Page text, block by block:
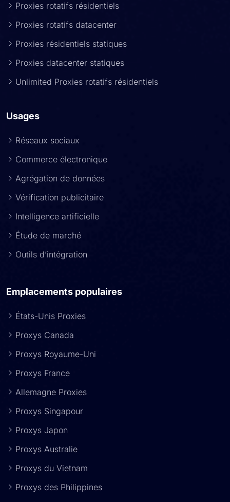
Proxies rotatifs résidentiels
Proxies rotatifs datacenter
Proxies résidentiels statiques
Proxies datacenter statiques
Unlimited Proxies rotatifs résidentiels
Usages
Réseaux sociaux
Commerce électronique
Agrégation de données
Vérification publicitaire
Intelligence artificielle
Étude de marché
Outils d’intégration
Emplacements populaires
États-Unis Proxies
Proxys Canada
Proxys Royaume-Uni
Proxys France
Allemagne Proxies
Proxys Singapour
Proxys Japon
Proxys Australie
Proxys du Vietnam
Proxys des Philippines